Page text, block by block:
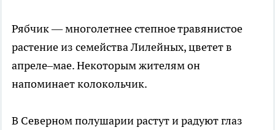
Рябчик — многолетнее степное травянистое
растение из семейства Лилейных, цветет в
апреле–мае. Некоторым жителям он
напоминает колокольчик.
В Северном полушарии растут и радуют глаз